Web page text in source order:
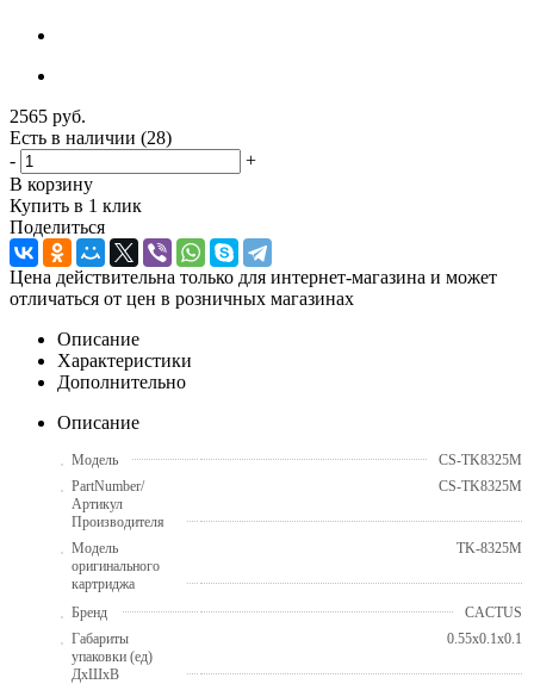
2565 руб.
Есть в наличии (28)
-
+
В корзину
Купить в 1 клик
Поделиться
Цена действительна только для интернет-магазина и может
отличаться от цен в розничных магазинах
Описание
Характеристики
Дополнительно
Описание
Модель
CS-TK8325M
PartNumber/
Артикул
Производителя
CS-TK8325M
Модель
оригинального
картриджа
TK-8325M
Бренд
CACTUS
Габариты
упаковки (ед)
ДхШхВ
0.55x0.1x0.1